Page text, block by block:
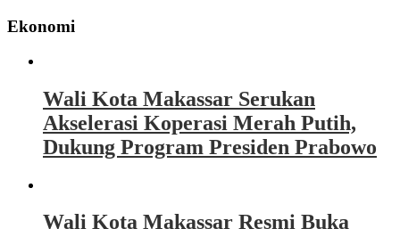
Ekonomi
Wali Kota Makassar Serukan
Akselerasi Koperasi Merah Putih,
Dukung Program Presiden Prabowo
Wali Kota Makassar Resmi Buka